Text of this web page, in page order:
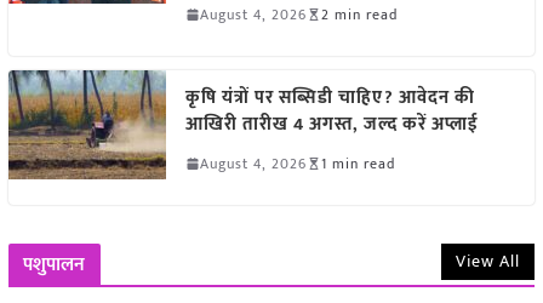
August 4, 2026 2 min read
कृषि यंत्रों पर सब्सिडी चाहिए? आवेदन की
आखिरी तारीख 4 अगस्त, जल्द करें अप्लाई
August 4, 2026 1 min read
पशुपालन View All